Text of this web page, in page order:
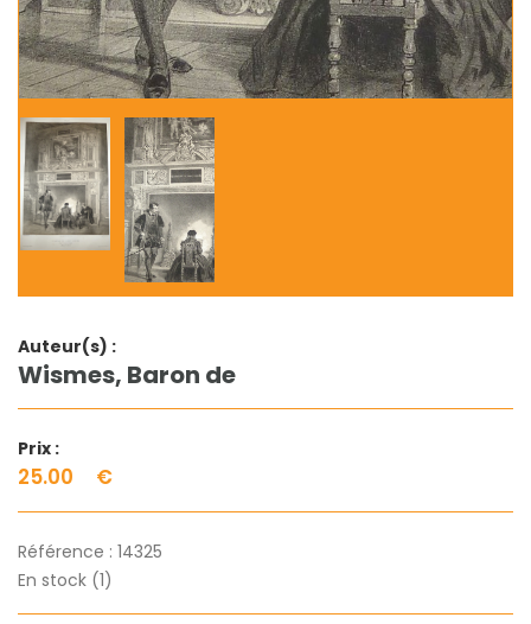
Auteur(s) :
Wismes, Baron de
Prix :
25.00 €
Référence : 14325
En stock (1)